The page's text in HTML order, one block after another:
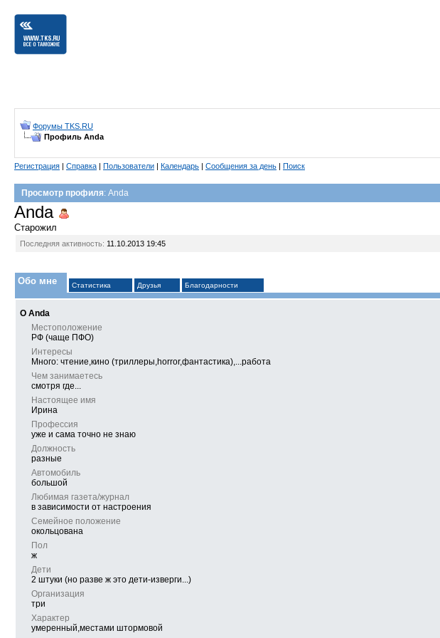
Форумы TKS.RU
Профиль Anda
Регистрация | Справка | Пользователи | Календарь | Сообщения за день | Поиск
Просмотр профиля: Anda
Anda
Старожил
Последняя активность: 11.10.2013 19:45
Обо мне Статистика Друзья Благодарности
О Anda
Местоположение
РФ (чаще ПФО)
Интересы
Много: чтение,кино (триллеры,horror,фантастика),...работа
Чем занимаетесь
смотря где...
Настоящее имя
Ирина
Профессия
уже и сама точно не знаю
Должность
разные
Автомобиль
большой
Любимая газета/журнал
в зависимости от настроения
Семейное положение
окольцована
Пол
ж
Дети
2 штуки (но разве ж это дети-изверги...)
Организация
три
Характер
умеренный,местами штормовой